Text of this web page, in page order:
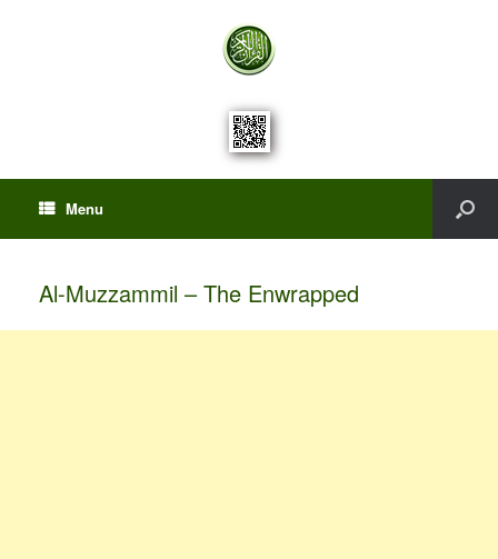
Menu
Al-Muzzammil – The Enwrapped